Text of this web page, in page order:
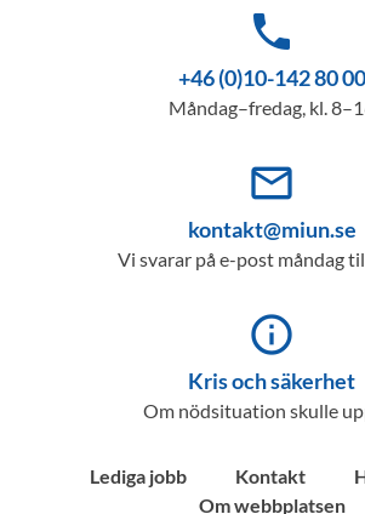
phone
+46 (0)10-142 80 00
Måndag–fredag, kl.
mail_outline
kontakt@miun.se
Vi svarar på e-post måndag
info_outline
Kris och säkerhet
Om nödsituation skulle
Lediga jobb Kontakt
Om webbplatsen